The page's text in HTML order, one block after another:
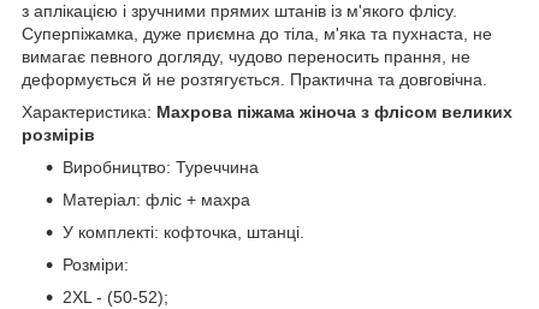
з аплікацією і зручними прямих штанів із м'якого флісу.
Суперпіжамка, дуже приємна до тіла, м'яка та пухнаста, не
вимагає певного догляду, чудово переносить прання, не
деформується й не розтягується. Практична та довговічна.
Характеристика: Махрова піжама жіноча з флісом великих
розмірів
Виробництво: Туреччина
Матеріал: фліс + махра
У комплекті: кофточка, штанці.
Розміри:
2XL - (50-52);